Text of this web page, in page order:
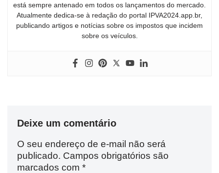
está sempre antenado em todos os lançamentos do mercado.
Atualmente dedica-se à redação do portal IPVA2024.app.br,
publicando artigos e notícias sobre os impostos que incidem
sobre os veículos.
Deixe um comentário
O seu endereço de e-mail não será
publicado. Campos obrigatórios são
marcados com *